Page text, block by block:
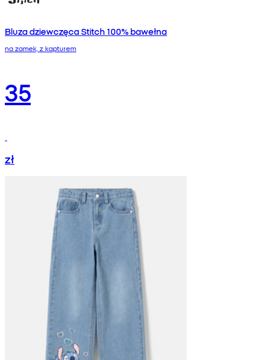
Bluza dziewczęca Stitch 100% bawełna
na zamek, z kapturem
35
zł